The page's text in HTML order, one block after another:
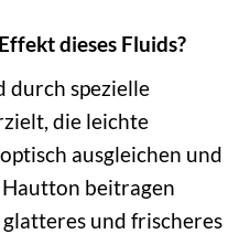
dieses Fluids?
spezielle
die leichte
ausgleichen und
beitragen
und frischeres